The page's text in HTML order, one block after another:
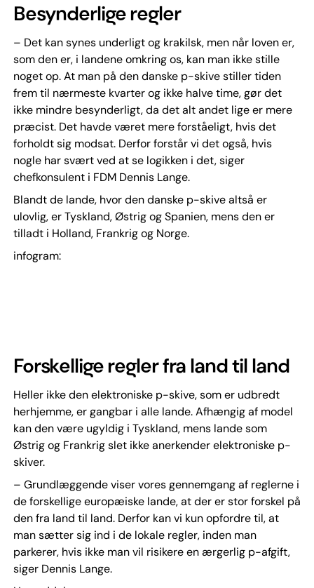
Besynderlige regler
– Det kan synes underligt og krakilsk, men når loven er,
som den er, i landene omkring os, kan man ikke stille
noget op. At man på den danske p-skive stiller tiden
frem til nærmeste kvarter og ikke halve time, gør det
ikke mindre besynderligt, da det alt andet lige er mere
præcist. Det havde været mere forståeligt, hvis det
forholdt sig modsat. Derfor forstår vi det også, hvis
nogle har svært ved at se logikken i det, siger
chefkonsulent i FDM Dennis Lange.
Blandt de lande, hvor den danske p-skive altså er
ulovlig, er Tyskland, Østrig og Spanien, mens den er
tilladt i Holland, Frankrig og Norge.
infogram:
Forskellige regler fra land til land
Heller ikke den elektroniske p-skive, som er udbredt
herhjemme, er gangbar i alle lande. Afhængig af model
kan den være ugyldig i Tyskland, mens lande som
Østrig og Frankrig slet ikke anerkender elektroniske p-
skiver.
– Grundlæggende viser vores gennemgang af reglerne i
de forskellige europæiske lande, at der er stor forskel på
den fra land til land. Derfor kan vi kun opfordre til, at
man sætter sig ind i de lokale regler, inden man
parkerer, hvis ikke man vil risikere en ærgerlig p-afgift,
siger Dennis Lange.